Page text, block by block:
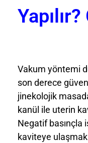
Vakum yöntemi
son derece
jinekolojik
kanül ile uterin
Negatif basınçla
kaviteye